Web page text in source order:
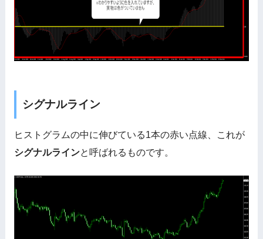
シグナルライン
ヒストグラムの中に伸びている1本の赤い点線、これが
シグナルラインと呼ばれるものです。